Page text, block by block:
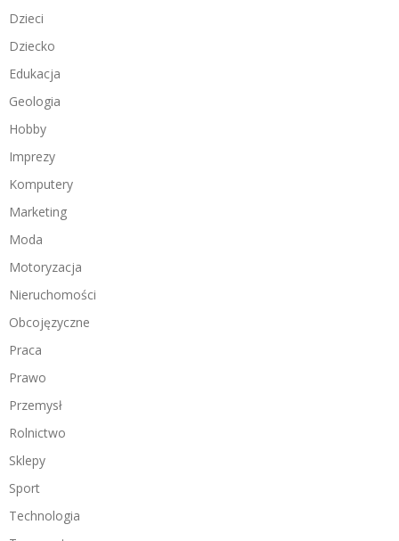
Dzieci
Dziecko
Edukacja
Geologia
Hobby
Imprezy
Komputery
Marketing
Moda
Motoryzacja
Nieruchomości
Obcojęzyczne
Praca
Prawo
Przemysł
Rolnictwo
Sklepy
Sport
Technologia